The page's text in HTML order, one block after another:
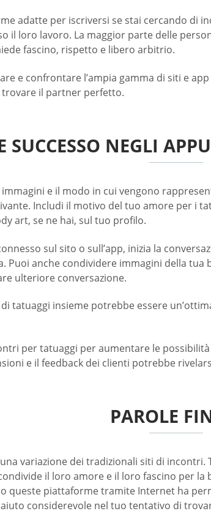
adatte per iscriversi se stai cercando
il loro lavoro. La maggior parte delle
fascino, rispetto e libero arbitrio.
e confrontare l’ampia gamma di siti e
il partner perfetto.
SUCCESSO NEGLI
e il modo in cui vengono
Includi il motivo del tuo amore per i
art, se ne hai, sul tuo profilo.
sul sito o sull’app, inizia la
Puoi anche condividere immagini della
ulteriore conversazione.
tatuaggi insieme potrebbe essere
per tatuaggi per aumentare le
e il feedback dei clienti potrebbe
PAROLE
variazione dei tradizionali siti di
il loro amore e il loro fascino per
piattaforme tramite Internet ha
considerevole nel tuo tentativo di